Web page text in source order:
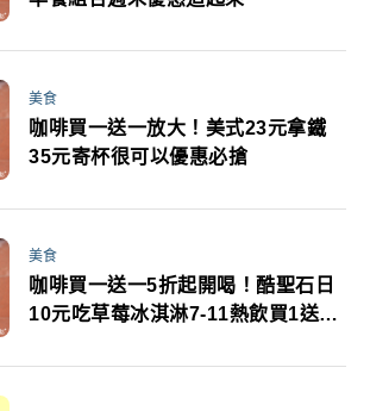
美食
咖啡買一送一放大！美式23元拿鐵
35元寄杯很可以優惠必搶
美食
咖啡買一送一5折起開喝！酷聖石日
10元吃草莓冰淇淋7-11熱飲買1送1